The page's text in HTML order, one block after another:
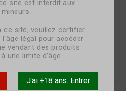
site est interdit aux
mineurs.
ce site, veuillez certifier
l'âge légal pour accéder
vendant des produits
une limite d'âge
J'ai +18 ans. Entrer